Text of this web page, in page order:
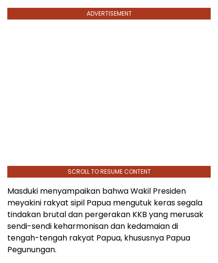
ADVERTISEMENT
SCROLL TO RESUME CONTENT
Masduki menyampaikan bahwa Wakil Presiden
meyakini rakyat sipil Papua mengutuk keras segala
tindakan brutal dan pergerakan KKB yang merusak
sendi-sendi keharmonisan dan kedamaian di
tengah-tengah rakyat Papua, khususnya Papua
Pegunungan.